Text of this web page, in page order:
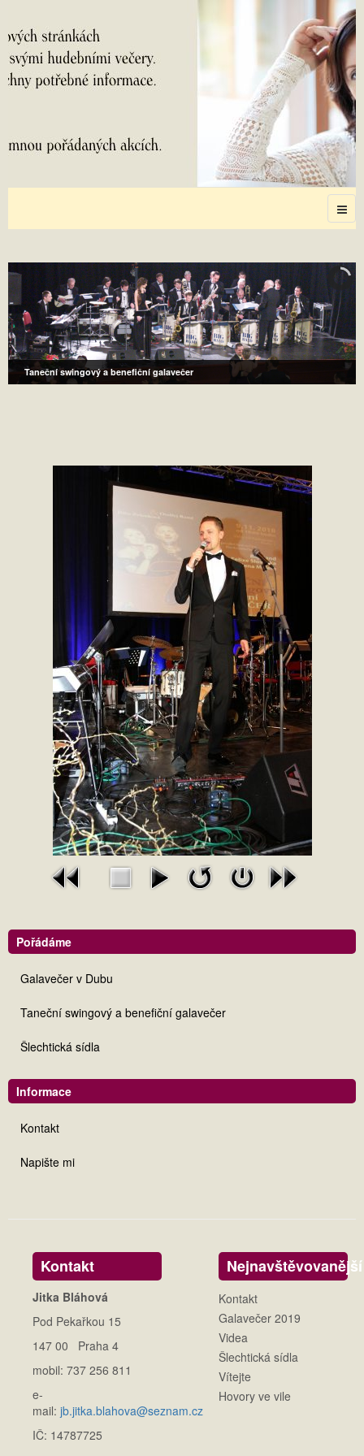
Taneční swingový a benefiční galavečer
Pořádáme
Galavečer v Dubu
Taneční swingový a benefiční galavečer
Šlechtická sídla
Informace
Kontakt
Napište mi
Kontakt
Jitka Bláhová
Pod Pekařkou 15
147 00 Praha 4
mobil: 737 256 811
e-
mail: jb.jitka.blahova@seznam.cz
IČ: 14787725
Nejnavštěvovanější
Kontakt
Galavečer 2019
Videa
Šlechtická sídla
Vítejte
Hovory ve vile